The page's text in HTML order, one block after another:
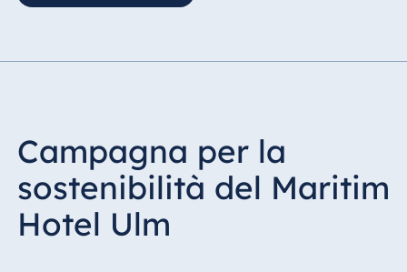
Campagna per la
sostenibilità del Maritim
Hotel Ulm